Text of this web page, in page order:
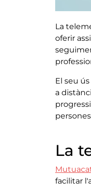
La
oferir
El seu
a
La
facilitar